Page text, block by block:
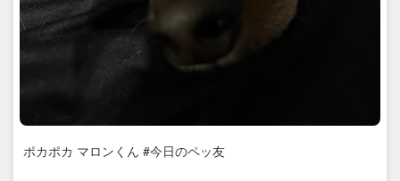
ポカポカ マロンくん #今日のペッ友